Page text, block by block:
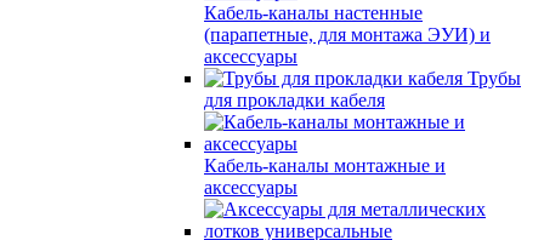
Кабель-каналы настенные
(парапетные, для монтажа ЭУИ) и
аксессуары
Трубы
для прокладки кабеля
Кабель-каналы монтажные и
аксессуары